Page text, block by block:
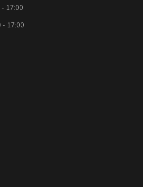
17:00
17:00